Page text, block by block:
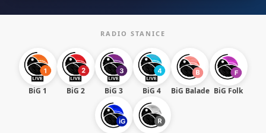
RADIO STANICE
BiG 1 BiG 2 BiG 3 BiG 4 BiG Balade BiG Folk